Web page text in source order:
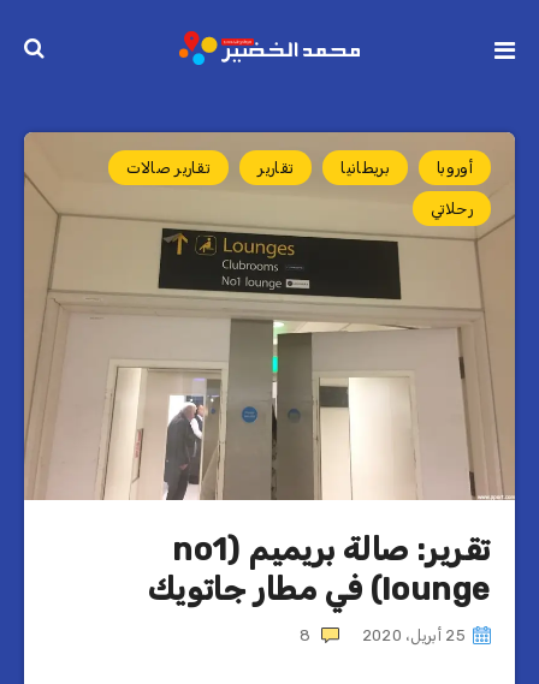
أوروبا بريطانيا تقارير تقارير صالات
رحلاتي
تقرير: صالة بريميم (no1
lounge) في مطار جاتويك
25 أبريل، 2020 8